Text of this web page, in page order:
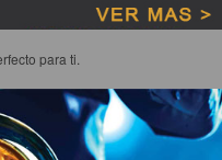
para ti.